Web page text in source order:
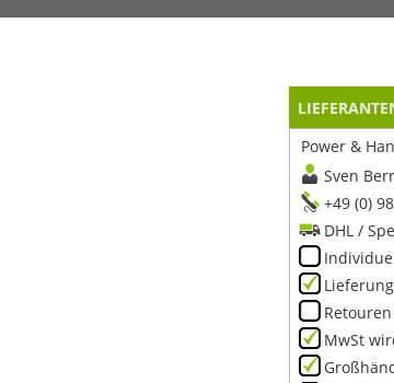
Power &
Sven
+49 (0)
DHL /
MwSt